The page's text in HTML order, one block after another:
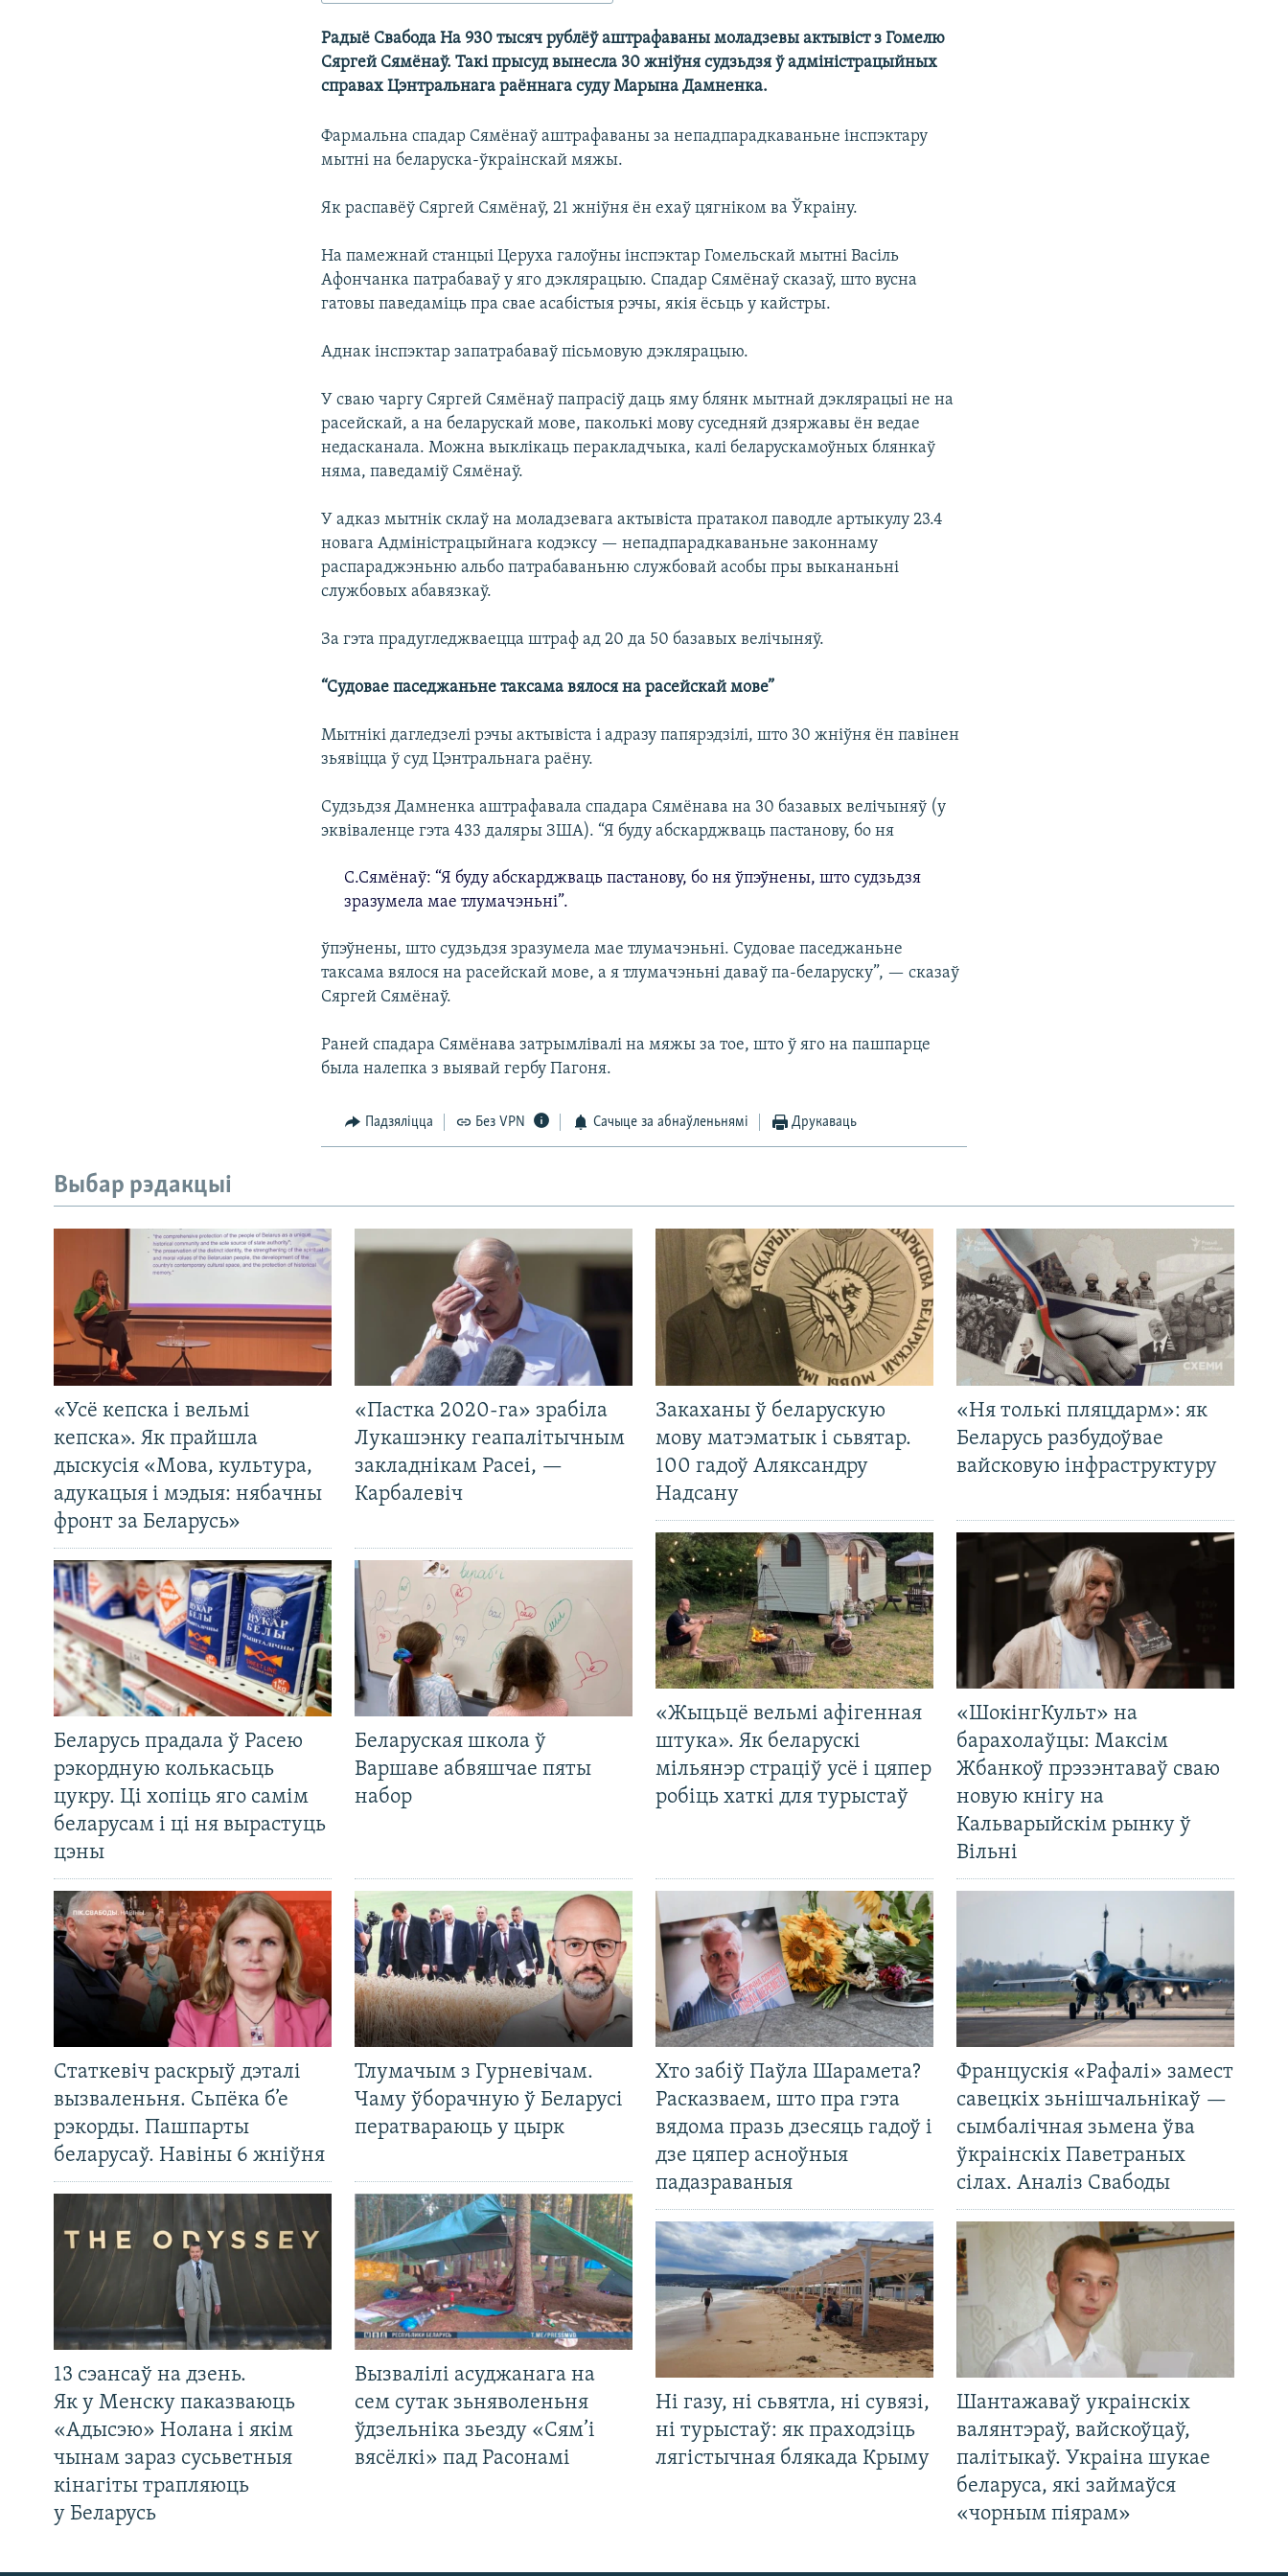
Радыё Свабода На 930 тысяч рублёў аштрафаваны моладзевы актывіст з Гомелю
Сяргей Сямёнаў. Такі прысуд вынесла 30 жніўня судзьдзя ў адміністрацыйных
справах Цэнтральнага раённага суду Марына Дамненка.
Фармальна спадар Сямёнаў аштрафаваны за непадпарадкаваньне інспэктару
мытні на беларуска-ўкраінскай мяжы.
Як распавёў Сяргей Сямёнаў, 21 жніўня ён ехаў цягніком ва Ўкраіну.
На памежнай станцыі Церуха галоўны інспэктар Гомельскай мытні Васіль
Афончанка патрабаваў у яго дэклярацыю. Спадар Сямёнаў сказаў, што вусна
гатовы паведаміць пра свае асабістыя рэчы, якія ёсьць у кайстры.
Аднак інспэктар запатрабаваў пісьмовую дэклярацыю.
У сваю чаргу Сяргей Сямёнаў папрасіў даць яму блянк мытнай дэклярацыі не на
расейскай, а на беларускай мове, паколькі мову суседняй дзяржавы ён ведае
недасканала. Можна выклікаць перакладчыка, калі беларускамоўных блянкаў
няма, паведаміў Сямёнаў.
У адказ мытнік склаў на моладзевага актывіста пратакол паводле артыкулу 23.4
новага Адміністрацыйнага кодэксу — непадпарадкаваньне законнаму
распараджэньню альбо патрабаваньню службовай асобы пры выкананьні
службовых абавязкаў.
За гэта прадугледжваецца штраф ад 20 да 50 базавых велічыняў.
“Судовае паседжаньне таксама вялося на расейскай мове”
Мытнікі дагледзелі рэчы актывіста і адразу папярэдзілі, што 30 жніўня ён павінен
зьявіцца ў суд Цэнтральнага раёну.
Судзьдзя Дамненка аштрафавала спадара Сямёнава на 30 базавых велічыняў (у
эквіваленце гэта 433 даляры ЗША).
С.Сямёнаў: “Я буду абскарджваць пастанову, бо ня ўпэўнены, што судзьдзя
зразумела мае тлумачэньні”.
“Я буду абскарджваць пастанову, бо ня
ўпэўнены, што судзьдзя зразумела мае тлумачэньні. Судовае паседжаньне
таксама вялося на расейскай мове, а я тлумачэньні даваў па-беларуску”, — сказаў
Сяргей Сямёнаў.
Раней спадара Сямёнава затрымлівалі на мяжы за тое, што ў яго на пашпарце
была налепка з выявай гербу Пагоня.
Падзяліцца Без VPN Сачыце за абнаўленьнямі Друкаваць
Выбар рэдакцыі
«Усё кепска і вельмі
кепска». Як прайшла
дыскусія «Мова, культура,
адукацыя і мэдыя: нябачны
фронт за Беларусь»
«Пастка 2020-га» зрабіла
Лукашэнку геапалітычным
закладнікам Расеі, —
Карбалевіч
Беларусь прадала ў Расею
рэкордную колькасьць
цукру. Ці хопіць яго самім
беларусам і ці ня вырастуць
цэны
Беларуская школа ў
Варшаве абвяшчае пяты
набор
Статкевіч раскрыў дэталі
вызваленьня. Сьпёка б’е
рэкорды. Пашпарты
беларусаў. Навіны 6 жніўня
Тлумачым з Гурневічам.
Чаму ўборачную ў Беларусі
ператвараюць у цырк
13 сэансаў на дзень.
Як у Менску паказваюць
«Адысэю» Нолана і якім
чынам зараз сусьветныя
кінагіты трапляюць
у Беларусь
Вызвалілі асуджанага на
сем сутак зьняволеньня
ўдзельніка зьезду «Сям’і
вясёлкі» пад Расонамі
Закаханы ў беларускую
мову матэматык і сьвятар.
100 гадоў Аляксандру
Надсану
«Ня толькі пляцдарм»: як
Беларусь разбудоўвае
вайсковую інфраструктуру
«Жыцьцё вельмі афігенная
штука». Як беларускі
мільянэр страціў усё і цяпер
робіць хаткі для турыстаў
«ШокінгКульт» на
барахолаўцы: Максім
Жбанкоў прэзэнтаваў сваю
новую кнігу на
Кальварыйскім рынку ў
Вільні
Хто забіў Паўла Шарамета?
Расказваем, што пра гэта
вядома празь дзесяць гадоў і
дзе цяпер асноўныя
падазраваныя
Францускія «Рафалі» замест
савецкіх зьнішчальнікаў —
сымбалічная зьмена ўва
ўкраінскіх Паветраных
сілах. Аналіз Свабоды
Ні газу, ні сьвятла, ні сувязі,
ні турыстаў: як праходзіць
лягістычная блякада Крыму
Шантажаваў украінскіх
валянтэраў, вайскоўцаў,
палітыкаў. Украіна шукае
беларуса, які займаўся
«чорным піярам»